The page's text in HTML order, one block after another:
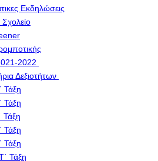
Εκδηλώσεις
2022
Δεξιοτήτων
Τάξη
Τάξη
Τάξη
Τάξη
Τάξη
Τάξη